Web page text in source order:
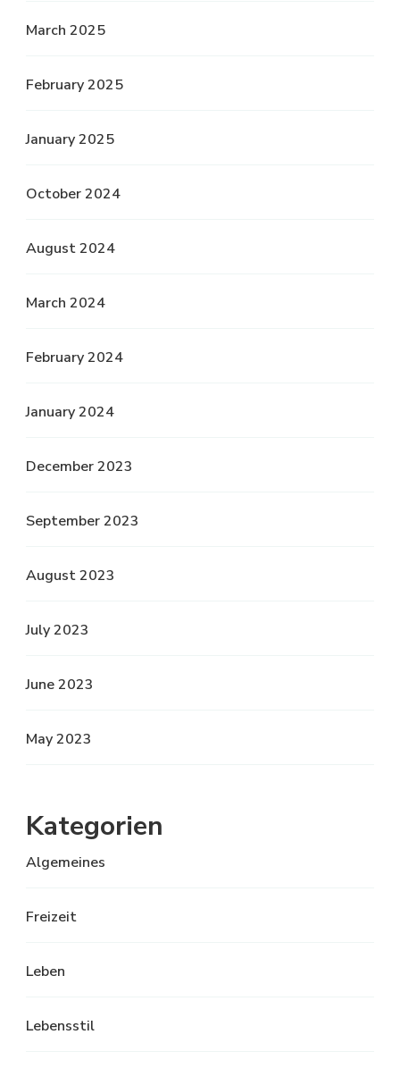
March 2025
February 2025
January 2025
October 2024
August 2024
March 2024
February 2024
January 2024
December 2023
September 2023
August 2023
July 2023
June 2023
May 2023
Kategorien
Algemeines
Freizeit
Leben
Lebensstil